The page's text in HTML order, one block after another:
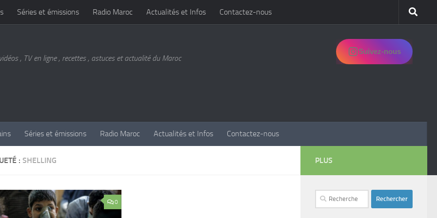
Séries et émissions Radio Maroc Actualités et Infos Contactez-nous
, TV en ligne , recettes , astuces et actualité du Maroc
Suivez-nous
Séries et émissions Radio Maroc Actualités et Infos Contactez-nous
: SHELLING
0
PLUS
Rechercher :